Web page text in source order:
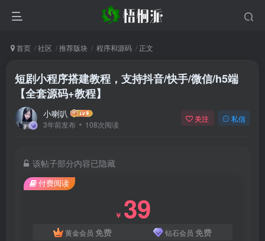
首页 社区 推荐版块 程序和源码 正文
短剧小程序搭建教程，支持抖音/快手/微信/h5端
【全套源码+教程】
小喇叭
3年前发布 108次阅读
关注 私信
该帖子部分内容已隐藏
付费阅读
￥ 39
黄金会员 免费 钻石会员 免费